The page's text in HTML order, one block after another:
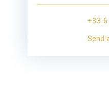
+33
Send